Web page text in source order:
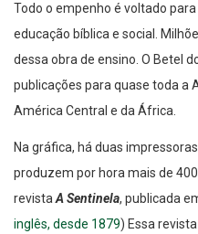
Todo o empenho é voltado
educação bíblica e social.
dessa obra de ensino. O Betel
publicações para quase toda a
América Central e da África.
Na gráfica, há duas
produzem por hora mais de
revistaA Sentinela, publicada
inglês, desde 1879) Essa